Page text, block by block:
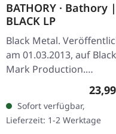
BATHORY · Bathory |
BLACK LP
Black Metal.
am 01.03.2013, auf Black
Mark Production.
Schwarzes Vinyl. Das
Debütalbum von Bathory
ist ein Meilenstein…
Sofort verfügbar,
Lieferzeit: 1-2 Werktage